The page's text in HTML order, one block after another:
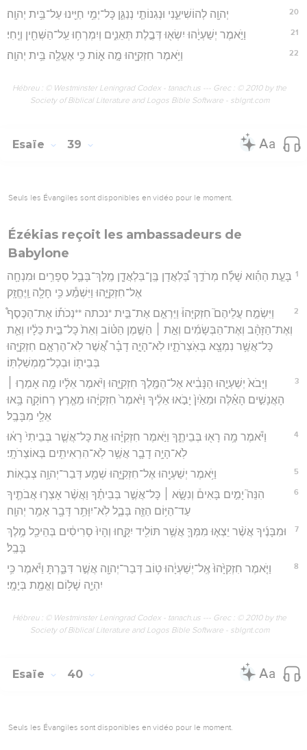
20 יְהוָ֖ה לְהוֹשִׁיעֵ֑נִי וּנְגִנוֹתַ֧י נְנַגֵּ֛ן כָּל־יְמֵ֥י חַיֵּ֖ינוּ עַל־בֵּ֥ית יְהוָֽה׃
21 וַיֹּ֣אמֶר יְשַׁעְיָ֔הוּ יִשְׂא֖וּ דְּבֶ֣לֶת תְּאֵנִ֑ים וְיִמְרְח֥וּ עַֽל־הַשְּׁחִ֖ין וְיֶֽחִי׃
22 וַיֹּ֥אמֶר חִזְקִיָּ֖הוּ מָ֣ה א֑וֹת כִּ֥י אֶעֱלֶ֖ה בֵּ֥ית יְהוָֽה׃
Hébreu : © Westminster Leningrad Codex - tanach.us --- Grec : © 2010 by the
Society of Biblical Literature and Logos Bible Software - sblgnt.com
Esaïe 39
Seuls les Évangiles sont disponibles en vidéo pour le moment.
Ézékias reçoit les ambassadeurs de
Babylone
1 בָּעֵ֣ת הַהִ֡וא שָׁלַ֡ח מְרֹדַ֣ךְ בַּ֠לְאֲדָן בֶּֽן־בַּלְאֲדָ֧ן מֶֽלֶךְ־בָּבֶ֛ל סְפָרִ֥ים וּמִנְחָ֖ה
אֶל־חִזְקִיָּ֑הוּ וַיִּשְׁמַ֕ע כִּ֥י חָלָ֖ה וַֽיֶּחֱזָֽק׃
2
וַיִּשְׂמַ֣ח עֲלֵיהֶם֮ חִזְקִיָּהוּ֒ וַיַּרְאֵ֣ם אֶת־בֵּ֣ית *נכתה **נְכֹת֡וֹ אֶת־הַכֶּסֶף֩
וְאֶת־הַזָּהָ֨ב וְאֶת־הַבְּשָׂמִ֜ים וְאֵ֣ת ׀ הַשֶּׁ֣מֶן הַטּ֗וֹב וְאֵת֙ כָּל־בֵּ֣ית כֵּלָ֔יו וְאֵ֛ת
כָּל־אֲשֶׁ֥ר נִמְצָ֖א בְּאֹֽצְרֹתָ֑יו לֹֽא־הָיָ֣ה דָבָ֗ר אֲ֠שֶׁר לֹֽא־הֶרְאָ֧ם חִזְקִיָּ֛הוּ
בְּבֵית֖וֹ וּבְכָל־מֶמְשַׁלְתּֽוֹ׃
3
וַיָּבֹא֙ יְשַׁעְיָ֣הוּ הַנָּבִ֔יא אֶל־הַמֶּ֖לֶךְ חִזְקִיָּ֑הוּ וַיֹּ֨אמֶר אֵלָ֜יו מָ֥ה אָמְר֣וּ ׀
הָאֲנָשִׁ֣ים הָאֵ֗לֶּה וּמֵאַ֙יִן֙ יָבֹ֣אוּ אֵלֶ֔יךָ וַיֹּ֙אמֶר֙ חִזְקִיָּ֔הוּ מֵאֶ֧רֶץ רְחוֹקָ֛ה בָּ֥אוּ
אֵלַ֖י מִבָּבֶֽל׃
4
וַיֹּ֕אמֶר מָ֥ה רָא֖וּ בְּבֵיתֶ֑ךָ וַיֹּ֣אמֶר חִזְקִיָּ֗הוּ אֵ֣ת כָּל־אֲשֶׁ֤ר בְּבֵיתִי֙ רָא֔וּ
לֹֽא־הָיָ֥ה דָבָ֛ר אֲשֶׁ֥ר לֹֽא־הִרְאִיתִ֖ים בְּאוֹצְרֹתָֽי׃
5 וַיֹּ֥אמֶר יְשַׁעְיָ֖הוּ אֶל־חִזְקִיָּ֑הוּ שְׁמַ֖ע דְּבַר־יְהוָ֥ה צְבָאֽוֹת׃
6
הִנֵּה֮ יָמִ֣ים בָּאִים֒ וְנִשָּׂ֣א ׀ כָּל־אֲשֶׁ֣ר בְּבֵיתֶ֗ךָ וַאֲשֶׁ֨ר אָצְר֧וּ אֲבֹתֶ֛יךָ
עַד־הַיּ֥וֹם הַזֶּ֖ה בָּבֶ֑ל לֹֽא־יִוָּתֵ֥ר דָּבָ֖ר אָמַ֥ר יְהוָֽה׃
7
וּמִבָּנֶ֜יךָ אֲשֶׁ֨ר יֵצְא֧וּ מִמְּךָ֛ אֲשֶׁ֥ר תּוֹלִ֖יד יִקָּ֑חוּ וְהָיוּ֙ סָרִיסִ֔ים בְּהֵיכַ֖ל מֶ֥לֶךְ
בָּבֶֽל׃
8
וַיֹּ֤אמֶר חִזְקִיָּ֙הוּ֙ אֶֽל־יְשַׁעְיָ֔הוּ ט֥וֹב דְּבַר־יְהוָ֖ה אֲשֶׁ֣ר דִּבַּ֑רְתָּ וַיֹּ֕אמֶר כִּ֥י
יִהְיֶ֛ה שָׁל֥וֹם וֶאֱמֶ֖ת בְּיָמָֽי׃
Hébreu : © Westminster Leningrad Codex - tanach.us --- Grec : © 2010 by the
Society of Biblical Literature and Logos Bible Software - sblgnt.com
Esaïe 40
Seuls les Évangiles sont disponibles en vidéo pour le moment.